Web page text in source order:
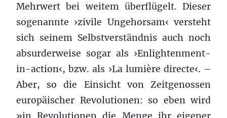
Mehrwert bei weitem überflügelt. Dieser
sogenannte ›zivile Ungehorsam‹ versteht
sich seinem Selbstverständnis auch noch
absurderweise sogar als ›Enlightenment-
in-action‹, bzw. als ›La lumière directe‹. –
Aber, so die Einsicht von Zeitgenossen
europäischer Revolutionen: so eben wird